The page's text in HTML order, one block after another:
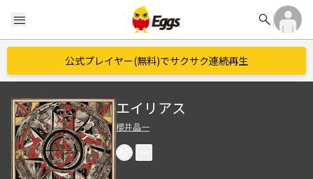
menu search
公式プレイヤー(無料)でサクサク連続再生
エイリアス
櫻井晶一